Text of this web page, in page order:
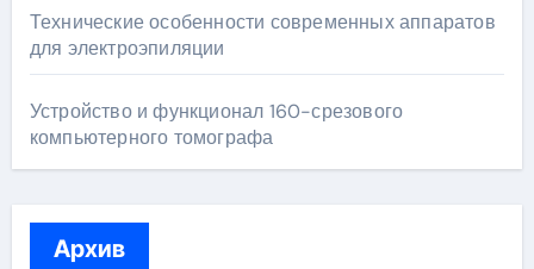
Технические особенности современных аппаратов
для электроэпиляции
Устройство и функционал 160-срезового
компьютерного томографа
Архив